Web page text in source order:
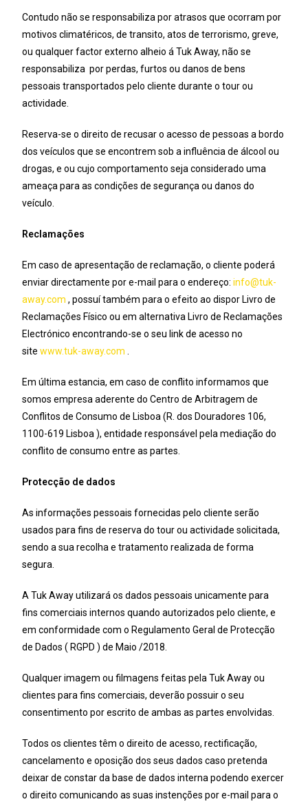
Contudo não se responsabiliza por atrasos que ocorram por
motivos climatéricos, de transito, atos de terrorismo, greve,
ou qualquer factor externo alheio á Tuk Away, não se
responsabiliza por perdas, furtos ou danos de bens
pessoais transportados pelo cliente durante o tour ou
actividade.
Reserva-se o direito de recusar o acesso de pessoas a bordo
dos veículos que se encontrem sob a influência de álcool ou
drogas, e ou cujo comportamento seja considerado uma
ameaça para as condições de segurança ou danos do
veículo.
Reclamações
Em caso de apresentação de reclamação, o cliente poderá
enviar directamente por e-mail para o endereço:info@tuk-
away.com , possuí também para o efeito ao dispor Livro de
Reclamações Físico ou em alternativa Livro de Reclamações
Electrónico encontrando-se o seu link de acesso no
sitewww.tuk-away.com
Em última estancia, em caso de conflito informamos que
somos empresa aderente do Centro de Arbitragem de
Conflitos de Consumo de Lisboa (R. dos Douradores 106,
1100-619 Lisboa ), entidade responsável pela mediação do
conflito de consumo entre as partes.
Protecção de dados
As informações pessoais fornecidas pelo cliente serão
usados para fins de reserva do tour ou actividade solicitada,
sendo a sua recolha e tratamento realizada de forma
segura.
A Tuk Away utilizará os dados pessoais unicamente para
fins comerciais internos quando autorizados pelo cliente, e
em conformidade com o Regulamento Geral de Protecção
de Dados ( RGPD ) de Maio /2018.
Qualquer imagem ou filmagens feitas pela Tuk Away ou
clientes para fins comerciais, deverão possuir o seu
consentimento por escrito de ambas as partes envolvidas.
Todos os clientes têm o direito de acesso, rectificação,
cancelamento e oposição dos seus dados caso pretenda
deixar de constar da base de dados interna podendo exercer
o direito comunicando as suas instenções por e-mail para o